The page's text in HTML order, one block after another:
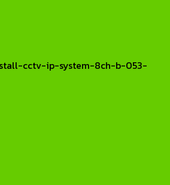
cctv-ip-system-8ch-b-053-